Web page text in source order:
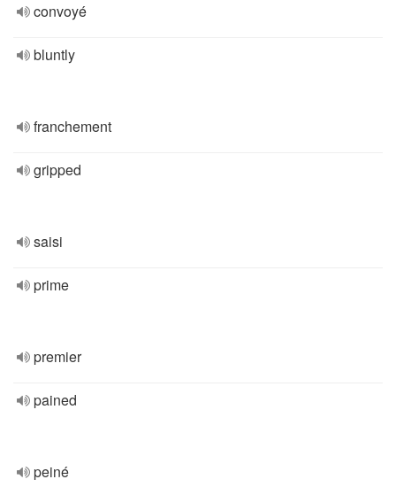
convoyé
bluntly
franchement
gripped
saisi
prime
premier
pained
peiné